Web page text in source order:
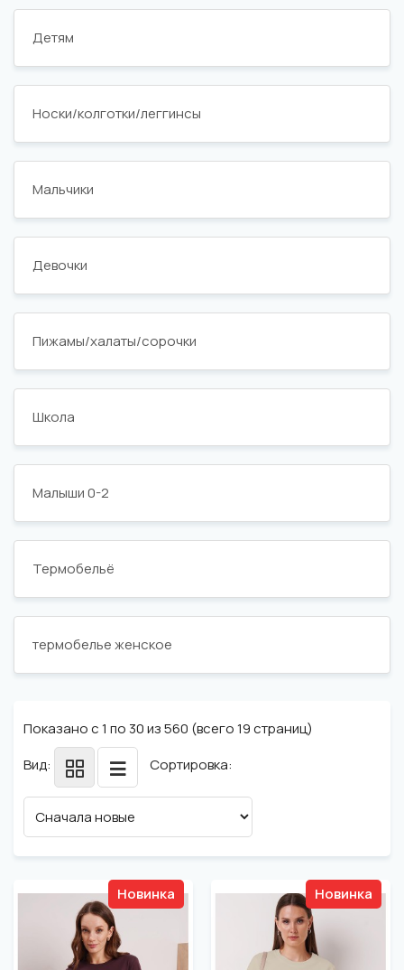
Детям
Носки/колготки/леггинсы
Мальчики
Девочки
Пижамы/халаты/сорочки
Школа
Малыши 0-2
Термобельё
термобелье женское
Показано с 1 по 30 из 560 (всего 19 страниц)
Вид:
Сортировка:
Новинка Новинка